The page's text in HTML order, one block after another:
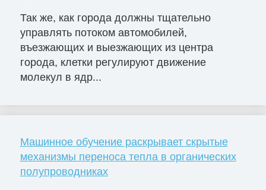
Так же, как города должны тщательно
управлять потоком автомобилей,
въезжающих и выезжающих из центра
города, клетки регулируют движение
молекул в ядр...
Машинное обучение раскрывает скрытые
механизмы переноса тепла в органических
полупроводниках